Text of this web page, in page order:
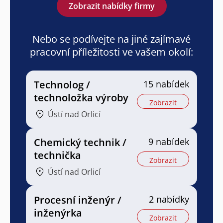
Zobrazit nabídky firmy
Nebo se podívejte na jiné zajímavé
pracovní příležitosti ve vašem okolí:
Technolog /
technoložka výroby
Ústí nad Orlicí
15 nabídek
Zobrazit
Chemický technik /
technička
Ústí nad Orlicí
9 nabídek
Zobrazit
Procesní inženýr /
inženýrka
2 nabídky
Zobrazit